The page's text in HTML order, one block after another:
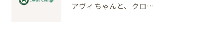
アヴィちゃんと、クロエちゃん